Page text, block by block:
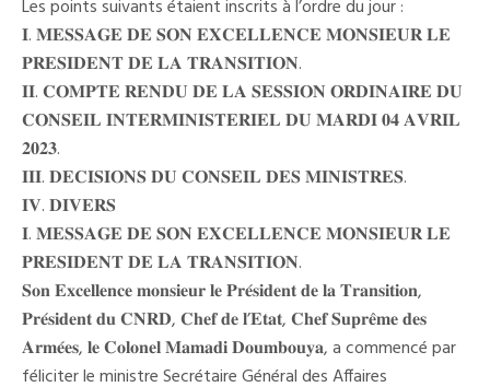
Publique
Voici
Le
Compte
Rendu
Du
Conseil
Ministres)
Les points suivants étaient inscrits à l’ordre du jour :
𝐈. 𝐌𝐄𝐒𝐒𝐀𝐆𝐄 𝐃𝐄 𝐒𝐎𝐍 𝐄𝐗𝐂𝐄𝐋𝐋𝐄𝐍𝐂𝐄 𝐌𝐎𝐍𝐒𝐈𝐄𝐔𝐑 𝐋𝐄
𝐏𝐑𝐄𝐒𝐈𝐃𝐄𝐍𝐓 𝐃𝐄 𝐋𝐀 𝐓𝐑𝐀𝐍𝐒𝐈𝐓𝐈𝐎𝐍.
𝐈𝐈. 𝐂𝐎𝐌𝐏𝐓𝐄 𝐑𝐄𝐍𝐃𝐔 𝐃𝐄 𝐋𝐀 𝐒𝐄𝐒𝐒𝐈𝐎𝐍 𝐎𝐑𝐃𝐈𝐍𝐀𝐈𝐑𝐄 𝐃𝐔
𝐂𝐎𝐍𝐒𝐄𝐈𝐋 𝐈𝐍𝐓𝐄𝐑𝐌𝐈𝐍𝐈𝐒𝐓𝐄𝐑𝐈𝐄𝐋 𝐃𝐔 𝐌𝐀𝐑𝐃𝐈 𝟎𝟒 𝐀𝐕𝐑𝐈𝐋
𝟐𝟎𝟐𝟑.
𝐈𝐈𝐈. 𝐃𝐄𝐂𝐈𝐒𝐈𝐎𝐍𝐒 𝐃𝐔 𝐂𝐎𝐍𝐒𝐄𝐈𝐋 𝐃𝐄𝐒 𝐌𝐈𝐍𝐈𝐒𝐓𝐑𝐄𝐒.
𝐈𝐕. 𝐃𝐈𝐕𝐄𝐑𝐒
𝐈. 𝐌𝐄𝐒𝐒𝐀𝐆𝐄 𝐃𝐄 𝐒𝐎𝐍 𝐄𝐗𝐂𝐄𝐋𝐋𝐄𝐍𝐂𝐄 𝐌𝐎𝐍𝐒𝐈𝐄𝐔𝐑 𝐋𝐄
𝐏𝐑𝐄𝐒𝐈𝐃𝐄𝐍𝐓 𝐃𝐄 𝐋𝐀 𝐓𝐑𝐀𝐍𝐒𝐈𝐓𝐈𝐎𝐍.
𝐒𝐨𝐧 𝐄𝐱𝐜𝐞𝐥𝐥𝐞𝐧𝐜𝐞 𝐦𝐨𝐧𝐬𝐢𝐞𝐮𝐫 𝐥𝐞 𝐏𝐫𝐞́𝐬𝐢𝐝𝐞𝐧𝐭 𝐝𝐞 𝐥𝐚 𝐓𝐫𝐚𝐧𝐬𝐢𝐭𝐢𝐨𝐧,
𝐏𝐫𝐞́𝐬𝐢𝐝𝐞𝐧𝐭 𝐝𝐮 𝐂𝐍𝐑𝐃, 𝐂𝐡𝐞𝐟 𝐝𝐞 𝐥’𝐄𝐭𝐚𝐭, 𝐂𝐡𝐞𝐟 𝐒𝐮𝐩𝐫𝐞̂𝐦𝐞 𝐝𝐞𝐬
𝐀𝐫𝐦𝐞́𝐞𝐬, 𝐥𝐞 𝐂𝐨𝐥𝐨𝐧𝐞𝐥 𝐌𝐚𝐦𝐚𝐝𝐢 𝐃𝐨𝐮𝐦𝐛𝐨𝐮𝐲𝐚, a commencé par
féliciter le ministre Secrétaire Général des Affaires